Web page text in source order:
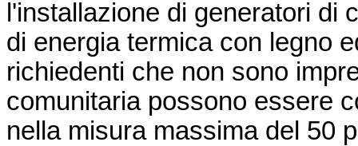
l'installazione di generatori di
di energia termica con legno
richiedenti che non sono
comunitaria possono essere
nella misura massima del 50